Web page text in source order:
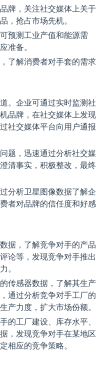
牌，关注社交媒体上关于
，抢占市场先机。
预测工业产值和能源需
准备。
了解消费者对手套的需求
。企业可通过实时监测社
品牌，在社交媒体上发现
社交媒体平台向用户通报
题，迅速通过分析社交媒
清事实，积极整改，最终
分析卫星图像数据了解企
者对品牌的信任度和好感
据，了解竞争对手的产品
论等，发现竞争对手推出
。
传感器数据，了解其生产
通过分析竞争对手工厂的
力度，扩大市场份额。
工厂建设、库存水平、
，发现竞争对手在某地区
相应的竞争策略。